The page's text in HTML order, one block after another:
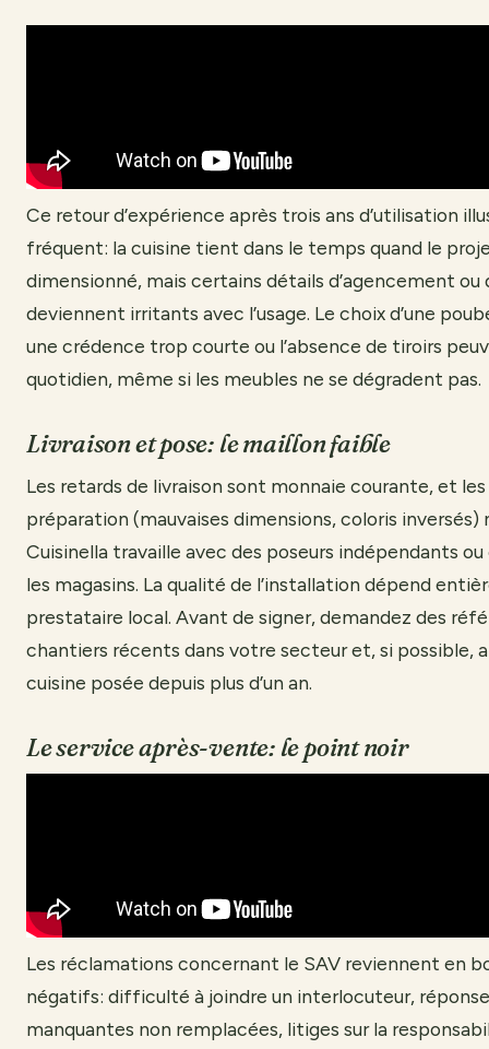
Ce retour d’expérience après trois ans d’utilisation
fréquent: la cuisine tient dans le temps quand le
dimensionné, mais certains détails d’agencement
deviennent irritants avec l’usage. Le choix d’une
une crédence trop courte ou l’absence de tiroirs
quotidien, même si les meubles ne se dégradent pas.
Livraison et pose: le maillon faible
Les retards de livraison sont monnaie courante, et
préparation (mauvaises dimensions, coloris inversés)
Cuisinella travaille avec des poseurs indépendants
les magasins. La qualité de l’installation dépend
prestataire local. Avant de signer, demandez des
chantiers récents dans votre secteur et, si possible,
cuisine posée depuis plus d’un an.
Le service après-vente: le point noir
Les réclamations concernant le SAV reviennent en
négatifs: difficulté à joindre un interlocuteur,
manquantes non remplacées, litiges sur la